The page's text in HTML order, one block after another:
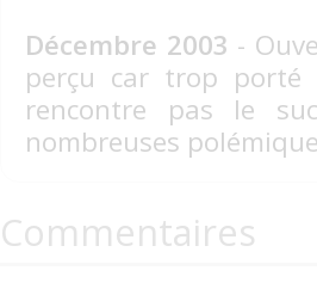
Décembre 2003 -
perçu car trop porté
rencontre pas le
nombreuses
Commentaires